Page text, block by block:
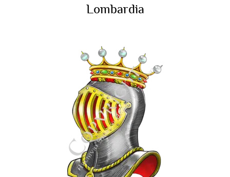
Lombardia